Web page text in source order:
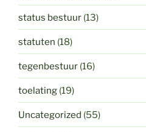
status bestuur (13)
statuten (18)
tegenbestuur (16)
toelating (19)
Uncategorized (55)